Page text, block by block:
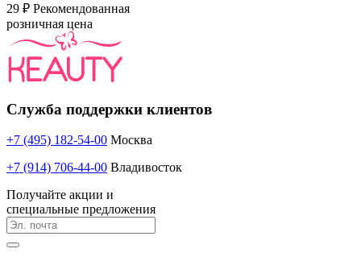
29 ₽ Рекомендованная
розничная цена
Служба поддержки клиентов
+7 (495) 182-54-00 Москва
+7 (914) 706-44-00 Владивосток
Получайте акции и
специальные предложения